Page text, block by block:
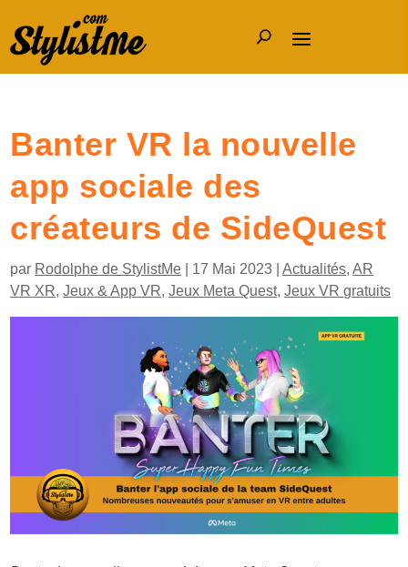
Banter VR la nouvelle
app sociale des
créateurs de SideQuest
par Rodolphe de StylistMe 17 Mai 2023 |Actualités,AR
VR XR,Jeux & App VR,Jeux Meta Quest,Jeux VR gratuits